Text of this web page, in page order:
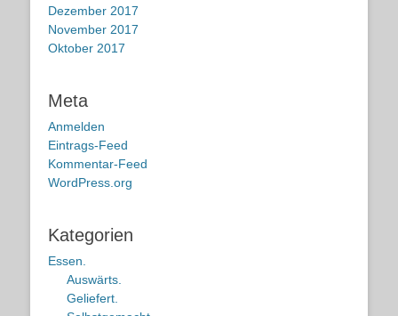
Dezember 2017
November 2017
Oktober 2017
Meta
Anmelden
Eintrags-Feed
Kommentar-Feed
WordPress.org
Kategorien
Essen.
Auswärts.
Geliefert.